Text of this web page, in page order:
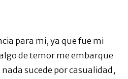
para mi, ya que fue mi
de temor me embarque
sucede por casualidad,